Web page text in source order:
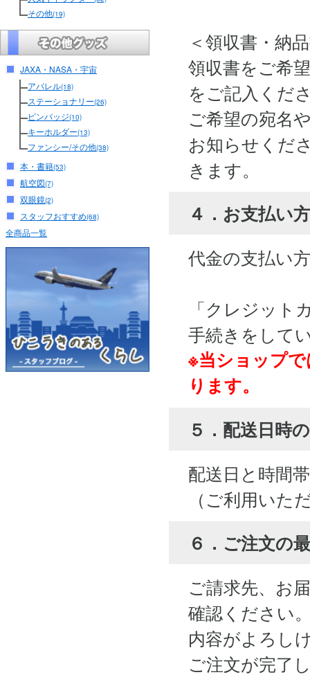
その他(19)
JAXA・NASA・宇宙
アパレル(18)
ステーショナリー(26)
ピンバッジ(10)
キーホルダー(13)
ファンシー/その他(38)
本・書籍(53)
航空図(7)
双眼鏡(2)
スタッフおすすめ(68)
全商品一覧
＜領収書・納
領収書をご希
をご記入くだ
ご希望の宛名
お知らせくだ
きます。
４．お支払い
代金の支払い
「クレジット
手続きをして
※当ショップ
ります。
５．配送日時
配送日と時間
（ご利用いた
６．ご注文の
ご請求先、お
確認ください
内容がよろし
ご注文が完了